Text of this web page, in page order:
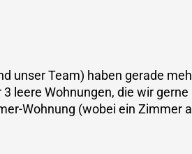
unser Team) haben gerade
leere Wohnungen, die wir
Wohnung (wobei ein Zimmer